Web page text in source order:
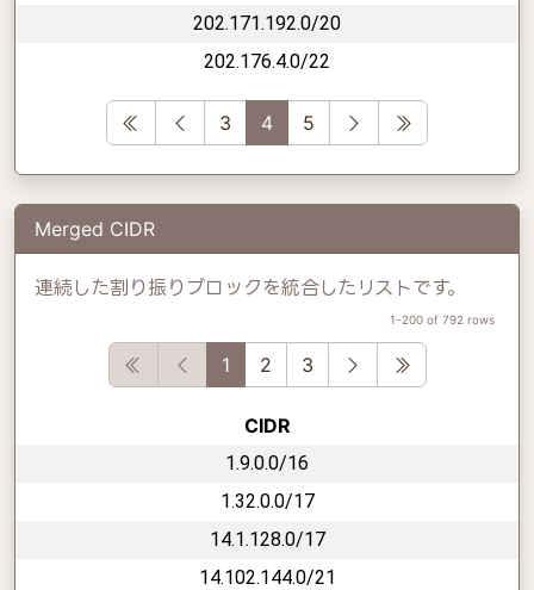
202.171.192.0/20
202.176.4.0/22
First Previous
3 4 5 Next
Merged CIDR
連続した割り振りブロックを統合したリストです。
1-200 of 792 rows
First Previous
1 2 3 Next Last
CIDR
1.9.0.0/16
1.32.0.0/17
14.1.128.0/17
14.102.144.0/21